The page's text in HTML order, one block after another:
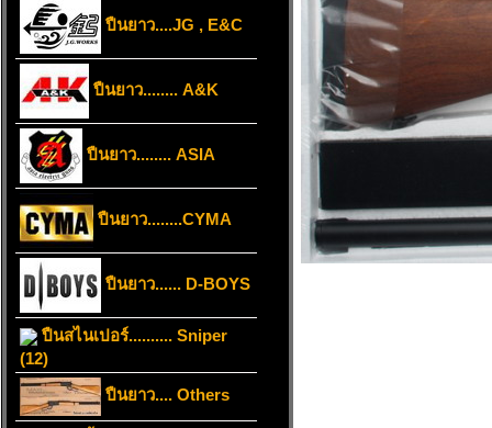
ปืนยาว....JG , E&C
ปืนยาว........ A&K
ปืนยาว........ ASIA
ปืนยาว........CYMA
ปืนยาว...... D-BOYS
ปืนสไนเปอร์.......... Sniper
(12)
ปืนยาว.... Others